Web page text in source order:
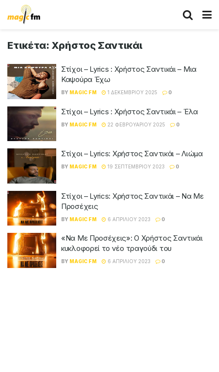
Ετικέτα: Χρήστος Σαντικάι
Στίχοι – Lyrics : Χρήστος Σαντικάι – Μια
Καψούρα Έχω
BY MAGIC FM 1 ΔΕΚΕΜΒΡΊΟΥ 2025 0
Στίχοι – Lyrics : Χρήστος Σαντικάι – Έλα
BY MAGIC FM 22 ΦΕΒΡΟΥΑΡΊΟΥ 2025 0
Στίχοι – Lyrics: Χρήστος Σαντικάι – Λιώμα
BY MAGIC FM 19 ΣΕΠΤΕΜΒΡΊΟΥ 2023 0
Στίχοι – Lyrics: Χρήστος Σαντικάι – Να Με
Προσέχεις
BY MAGIC FM 6 ΑΠΡΙΛΊΟΥ 2023 0
«Να Με Προσέχεις»: Ο Χρήστος Σαντικάι
κυκλοφορεί το νέο τραγούδι του
BY MAGIC FM 6 ΑΠΡΙΛΊΟΥ 2023 0